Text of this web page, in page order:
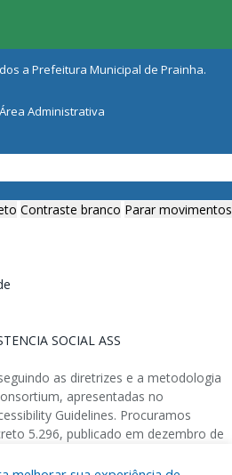
a Prefeitura Municipal de Prainha.
Administrativa
Contraste branco Parar movimentos
SOCIAL ASS
as diretrizes e a metodologia
apresentadas no
Guidelines. Procuramos
5.296, publicado em dezembro de
pública na rede mundial de